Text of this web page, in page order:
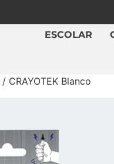
ESCOLAR
/ CRAYOTEK Blanco